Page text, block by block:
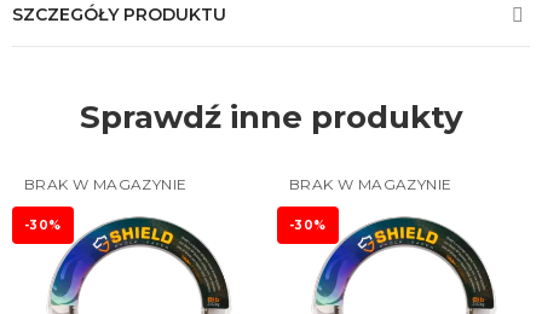
SZCZEGÓŁY PRODUKTU
Sprawdź inne produkty
BRAK W MAGAZYNIE
-30%
BRAK W MAGAZYNIE
-30%